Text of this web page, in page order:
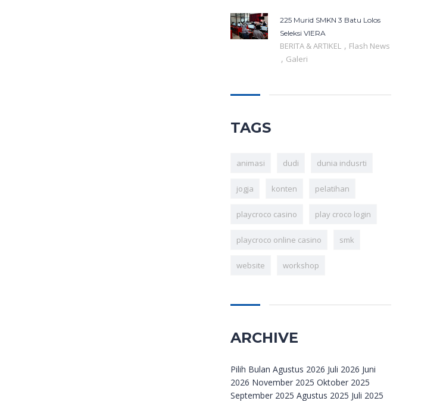
225 Murid SMKN 3 Batu Lolos
Seleksi VIERA
BERITA & ARTIKEL , Flash News
, Galeri
TAGS
animasi dudi dunia indusrti
jogja konten pelatihan
playcroco casino play croco login
playcroco online casino smk
website workshop
ARCHIVE
Archive
Pilih Bulan Agustus 2026 Juli 2026 Juni
2026 November 2025 Oktober 2025
September 2025 Agustus 2025 Juli 2025